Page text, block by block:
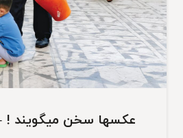
عکسها سخن میگویند ! –